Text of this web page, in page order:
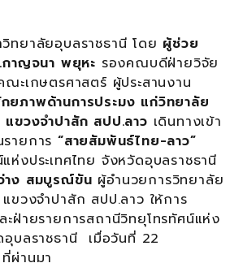
อุบลราชธานี โดย ผู้ช่วย
กาญจนา พยุหะ รองคณบดีฝ่ายวิจัย
ณะเกษตรศาสตร์ ผู้ประสานงาน
ยภาพด้านการประมง แก่วิทยาลัย
แขวงจำปาสัก สปป.ลาว เดินทางเข้า
รายการ“สายสัมพันธ์ไทย-ลาว”
ห่งประเทศไทย จังหวัดอุบลราชธานี
าง สมบูรณ์ขัน ผู้อำนวยการวิทยาลัย
ขวงจำปาสัก สปป.ลาว ให้การ
ะฝ่ายรายการสถานีวิทยุโทรทัศน์แห่ง
อุบลราชธานี เมื่อวันที่ 22
ที่ผ่านมา